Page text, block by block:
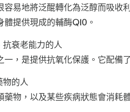
容易地將泛醌轉化為泛醇而吸收
提供現成的輔酶Q10。
衰老能力的人
一，是提供抗氧化保護。它配備
物的人
藥物，以及某些疾病狀態會消耗